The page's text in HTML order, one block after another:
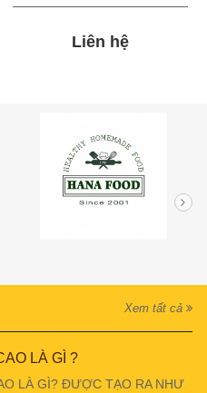
Liên hệ
Xem tất cả
LÀ GÌ ?
LÀ GÌ? ĐƯỢC TẠO RA NHƯ